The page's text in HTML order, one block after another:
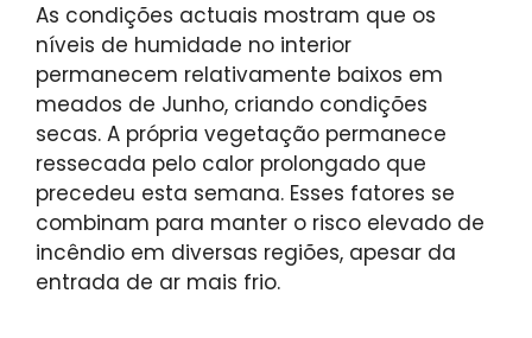
As condições actuais mostram que os
níveis de humidade no interior
permanecem relativamente baixos em
meados de Junho, criando condições
secas. A própria vegetação permanece
ressecada pelo calor prolongado que
precedeu esta semana. Esses fatores se
combinam para manter o risco elevado de
incêndio em diversas regiões, apesar da
entrada de ar mais frio.